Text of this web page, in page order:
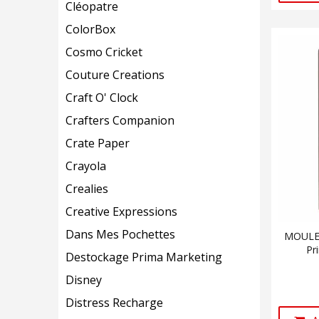
Cléopatre
ColorBox
Cosmo Cricket
Couture Creations
Craft O' Clock
Crafters Companion
Crate Paper
Crayola
Crealies
Creative Expressions
Dans Mes Pochettes
Destockage Prima Marketing
Disney
Distress Recharge